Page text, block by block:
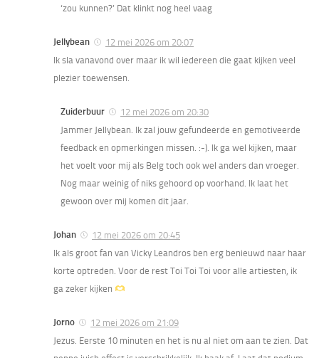
‘zou kunnen?’ Dat klinkt nog heel vaag
Jellybean
12 mei 2026 om 20:07
Ik sla vanavond over maar ik wil iedereen die gaat kijken veel
plezier toewensen.
Zuiderbuur
12 mei 2026 om 20:30
Jammer Jellybean. Ik zal jouw gefundeerde en gemotiveerde
feedback en opmerkingen missen. :-). Ik ga wel kijken, maar
het voelt voor mij als Belg toch ook wel anders dan vroeger.
Nog maar weinig of niks gehoord op voorhand. Ik laat het
gewoon over mij komen dit jaar.
Johan
12 mei 2026 om 20:45
Ik als groot fan van Vicky Leandros ben erg benieuwd naar haar
korte optreden. Voor de rest Toi Toi Toi voor alle artiesten, ik
ga zeker kijken
Jorno
12 mei 2026 om 21:09
Jezus. Eerste 10 minuten en het is nu al niet om aan te zien. Dat